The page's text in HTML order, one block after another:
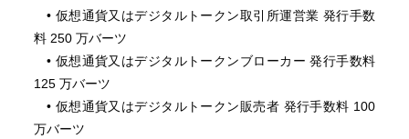
• 仮想通貨又はデジタルトークン取引所運営業 発行手数
料 250 万バーツ
• 仮想通貨又はデジタルトークンブローカー 発行手数料
125 万バーツ
• 仮想通貨又はデジタルトークン販売者 発行手数料 100
万バーツ